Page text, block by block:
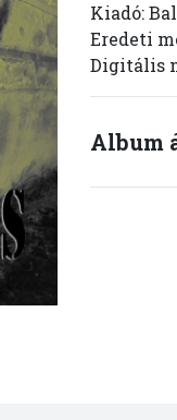
Kiadó:
Eredeti
Digitális
Album